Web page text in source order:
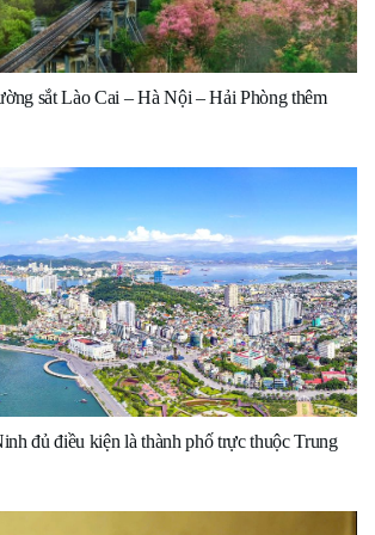
sắt Lào Cai – Hà Nội – Hải Phòng thêm
đủ điều kiện là thành phố trực thuộc Trung